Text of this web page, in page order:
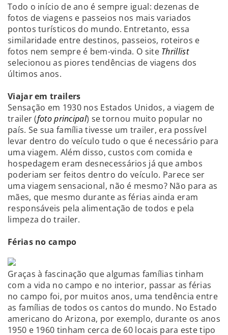
Todo o início de ano é sempre igual: dezenas de
fotos de viagens e passeios nos mais variados
pontos turísticos do mundo. Entretanto, essa
similaridade entre destinos, passeios, roteiros e
fotos nem sempre é bem-vinda. O site Thrillist
selecionou as piores tendências de viagens dos
últimos anos.
Viajar em trailers
Sensação em 1930 nos Estados Unidos, a viagem de
trailer (foto principal) se tornou muito popular no
país. Se sua família tivesse um trailer, era possível
levar dentro do veículo tudo o que é necessário para
uma viagem. Além disso, custos com comida e
hospedagem eram desnecessários já que ambos
poderiam ser feitos dentro do veículo. Parece ser
uma viagem sensacional, não é mesmo? Não para as
mães, que mesmo durante as férias ainda eram
responsáveis pela alimentação de todos e pela
limpeza do trailer.
Férias no campo
Graças à fascinação que algumas famílias tinham
com a vida no campo e no interior, passar as férias
no campo foi, por muitos anos, uma tendência entre
as famílias de todos os cantos do mundo. No Estado
americano do Arizona, por exemplo, durante os anos
1950 e 1960 tinham cerca de 60 locais para este tipo